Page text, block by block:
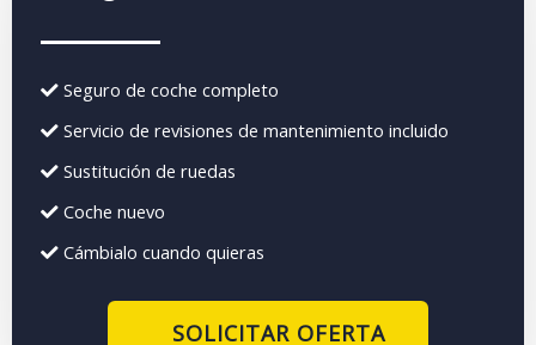
Seguro de coche completo
Servicio de revisiones de mantenimiento incluido
Sustitución de ruedas
Coche nuevo
Cámbialo cuando quieras
SOLICITAR OFERTA